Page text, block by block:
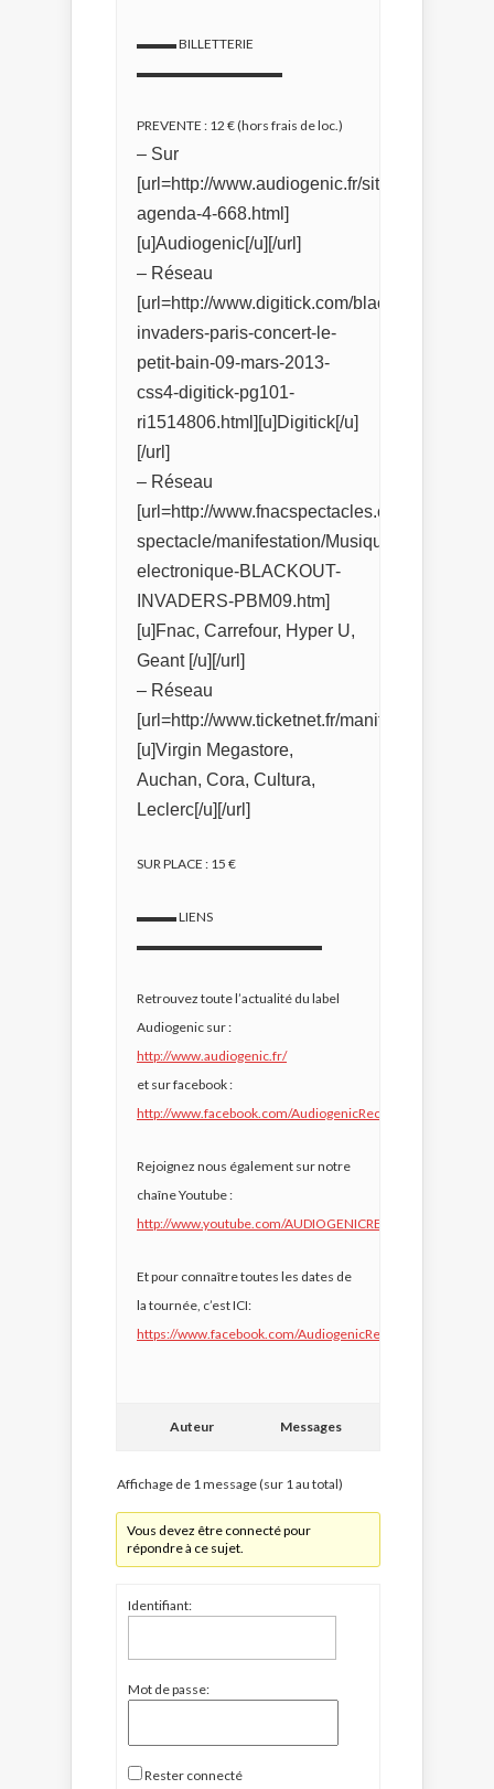
▬▬▬ BILLETTERIE
▬▬▬▬▬▬▬▬▬▬▬
PREVENTE : 12 € (hors frais de loc.)
– Sur
[url=http://www.audiogenic.fr/site/audiogenic-
agenda-4-668.html]
[u]Audiogenic[/u][/url]
– Réseau
[url=http://www.digitick.com/blackout-
invaders-paris-concert-le-
petit-bain-09-mars-2013-
css4-digitick-pg101-
ri1514806.html][u]Digitick[/u]
[/url]
– Réseau
[url=http://www.fnacspectacles.com/place-
spectacle/manifestation/Musique-
electronique-BLACKOUT-
INVADERS-PBM09.htm]
[u]Fnac, Carrefour, Hyper U,
Geant [/u][/url]
– Réseau
[url=http://www.ticketnet.fr/manifestation/
[u]Virgin Megastore,
Auchan, Cora, Cultura,
Leclerc[/u][/url]
SUR PLACE : 15 €
▬▬▬ LIENS
▬▬▬▬▬▬▬▬▬▬▬▬▬▬
Retrouvez toute l’actualité du label
Audiogenic sur :
http://www.audiogenic.fr/
et sur facebook :
http://www.facebook.com/AudiogenicRecords
Rejoignez nous également sur notre
chaîne Youtube :
http://www.youtube.com/AUDIOGENICRECORDS
Et pour connaître toutes les dates de
la tournée, c’est ICI:
https://www.facebook.com/AudiogenicRecords/events
Auteur Messages
Affichage de 1 message (sur 1 au total)
Vous devez être connecté pour
répondre à ce sujet.
Identifiant:
Mot de passe:
Rester connecté